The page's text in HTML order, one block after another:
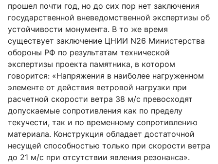
прошел почти год, но до сих пор нет заключения
государственной вневедомственной экспертизы об
устойчивости монумента. В то же время
существует заключение ЦНИИ N26 Министерства
обороны РФ по результатам технической
экспертизы проекта памятника, в котором
говорится: «Напряжения в наиболее нагруженном
элементе от действия ветровой нагрузки при
расчетной скорости ветра 38 м/с превосходят
допускаемые сопротивления как по пределу
текучести, так и по временному сопротивлению
материала. Конструкция обладает достаточной
несущей способностью только при скорости ветра
до 21 м/с при отсутствии явления резонанса».